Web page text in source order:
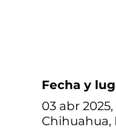
Fecha y
03 abr 2025,
Chihuahua,